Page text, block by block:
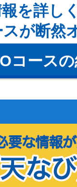
を詳し
スが断然
コース